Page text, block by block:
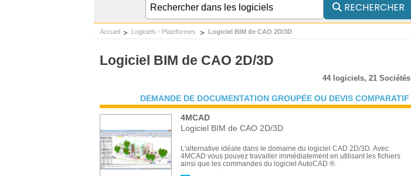
RECHERCHER
Accueil Logiciels - Plateformes Logiciel BIM de CAO 2D/3D
Logiciel BIM de CAO 2D/3D
44 logiciels, 21 Sociétés
DEMANDE DE DOCUMENTATION GROUPÉE OU DEVIS COMPARATIF
4MCAD
Logiciel BIM de CAO 2D/3D
L'alternative idéale dans le domaine du logiciel CAD 2D/3D. Avec
4MCAD vous pouvez travailler immédiatement en utilisant les fichiers
ainsi que les commandes du logiciel AutoCAD ®.